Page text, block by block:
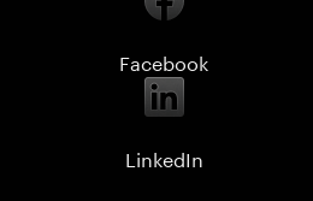
Facebook
LinkedIn